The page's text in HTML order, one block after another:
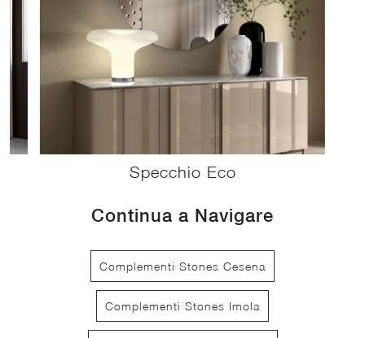
Specchio Eco
Continua a Navigare
Complementi Stones Cesena
Complementi Stones Imola